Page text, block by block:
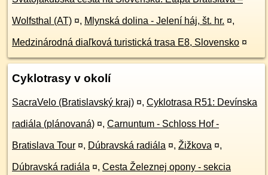
Wolfsthal (AT) ¤, Mlynská dolina - Jelení háj, št. hr. ¤,
Medzinárodná diaľková turistická trasa E8, Slovensko ¤
Cyklotrasy v okolí
SacraVelo (Bratislavský kraj) ¤, Cyklotrasa R51: Devínska
radiála (plánovaná) ¤, Carnuntum - Schloss Hof -
Bratislava Tour ¤, Dúbravská radiála ¤, Žižkova ¤,
Dúbravská radiála ¤, Cesta Železnej opony - sekcia